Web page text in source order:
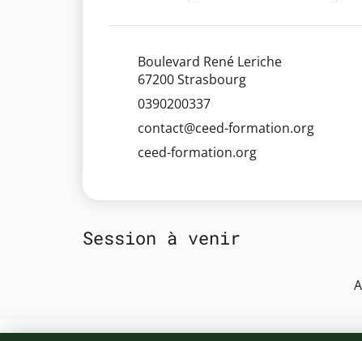
Boulevard René Leriche
67200 Strasbourg
0390200337
contact@ceed-formation.org
ceed-formation.org
Session à venir